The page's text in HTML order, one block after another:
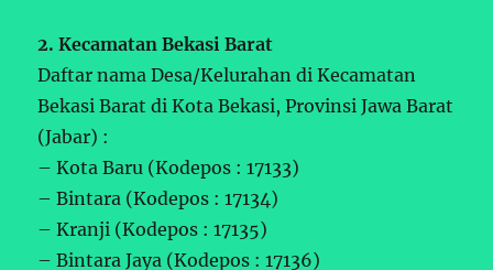
2. Kecamatan Bekasi Barat
Daftar nama Desa/Kelurahan di Kecamatan
Bekasi Barat di Kota Bekasi, Provinsi Jawa Barat
(Jabar) :
– Kota Baru (Kodepos : 17133)
– Bintara (Kodepos : 17134)
– Kranji (Kodepos : 17135)
– Bintara Jaya (Kodepos : 17136)